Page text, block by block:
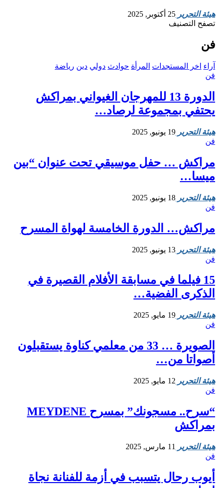
هيئة التحرير 25 أكتوبر, 2025
تصفح التصنيف
فن
آراء اخر المستجدات المرأة حوادث دولي دين رياضة
فن
الدورة 13 للمهرجان الغيواني بمراكش
يحتفي بمجموعة لرصاد…
هيئة التحرير 19 يونيو, 2025
فن
مراكش … حفل موسيقي تحت عنوان “بين
ميسا…
هيئة التحرير 18 يونيو, 2025
فن
مراكش… الدورة الخامسة لهواة المسرح
هيئة التحرير 13 يونيو, 2025
فن
15 فيلما في مسابقة الأفلام القصيرة في
الذكرى الفضية…
هيئة التحرير 19 مايو, 2025
فن
الصويرة … 33 من معلمي كناوة يستقبلون
أصواتا من…
هيئة التحرير 12 مايو, 2025
فن
“سرح.. مسجونك” بمسرح MEYDENE
بمراكش
هيئة التحرير
11 مارس, 2025
فن
أيوب رحال يتسبب في أزمة للفنانة نجاة